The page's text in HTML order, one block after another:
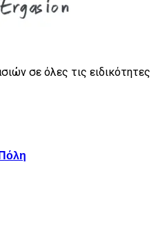
σε όλες τις ειδικότητες